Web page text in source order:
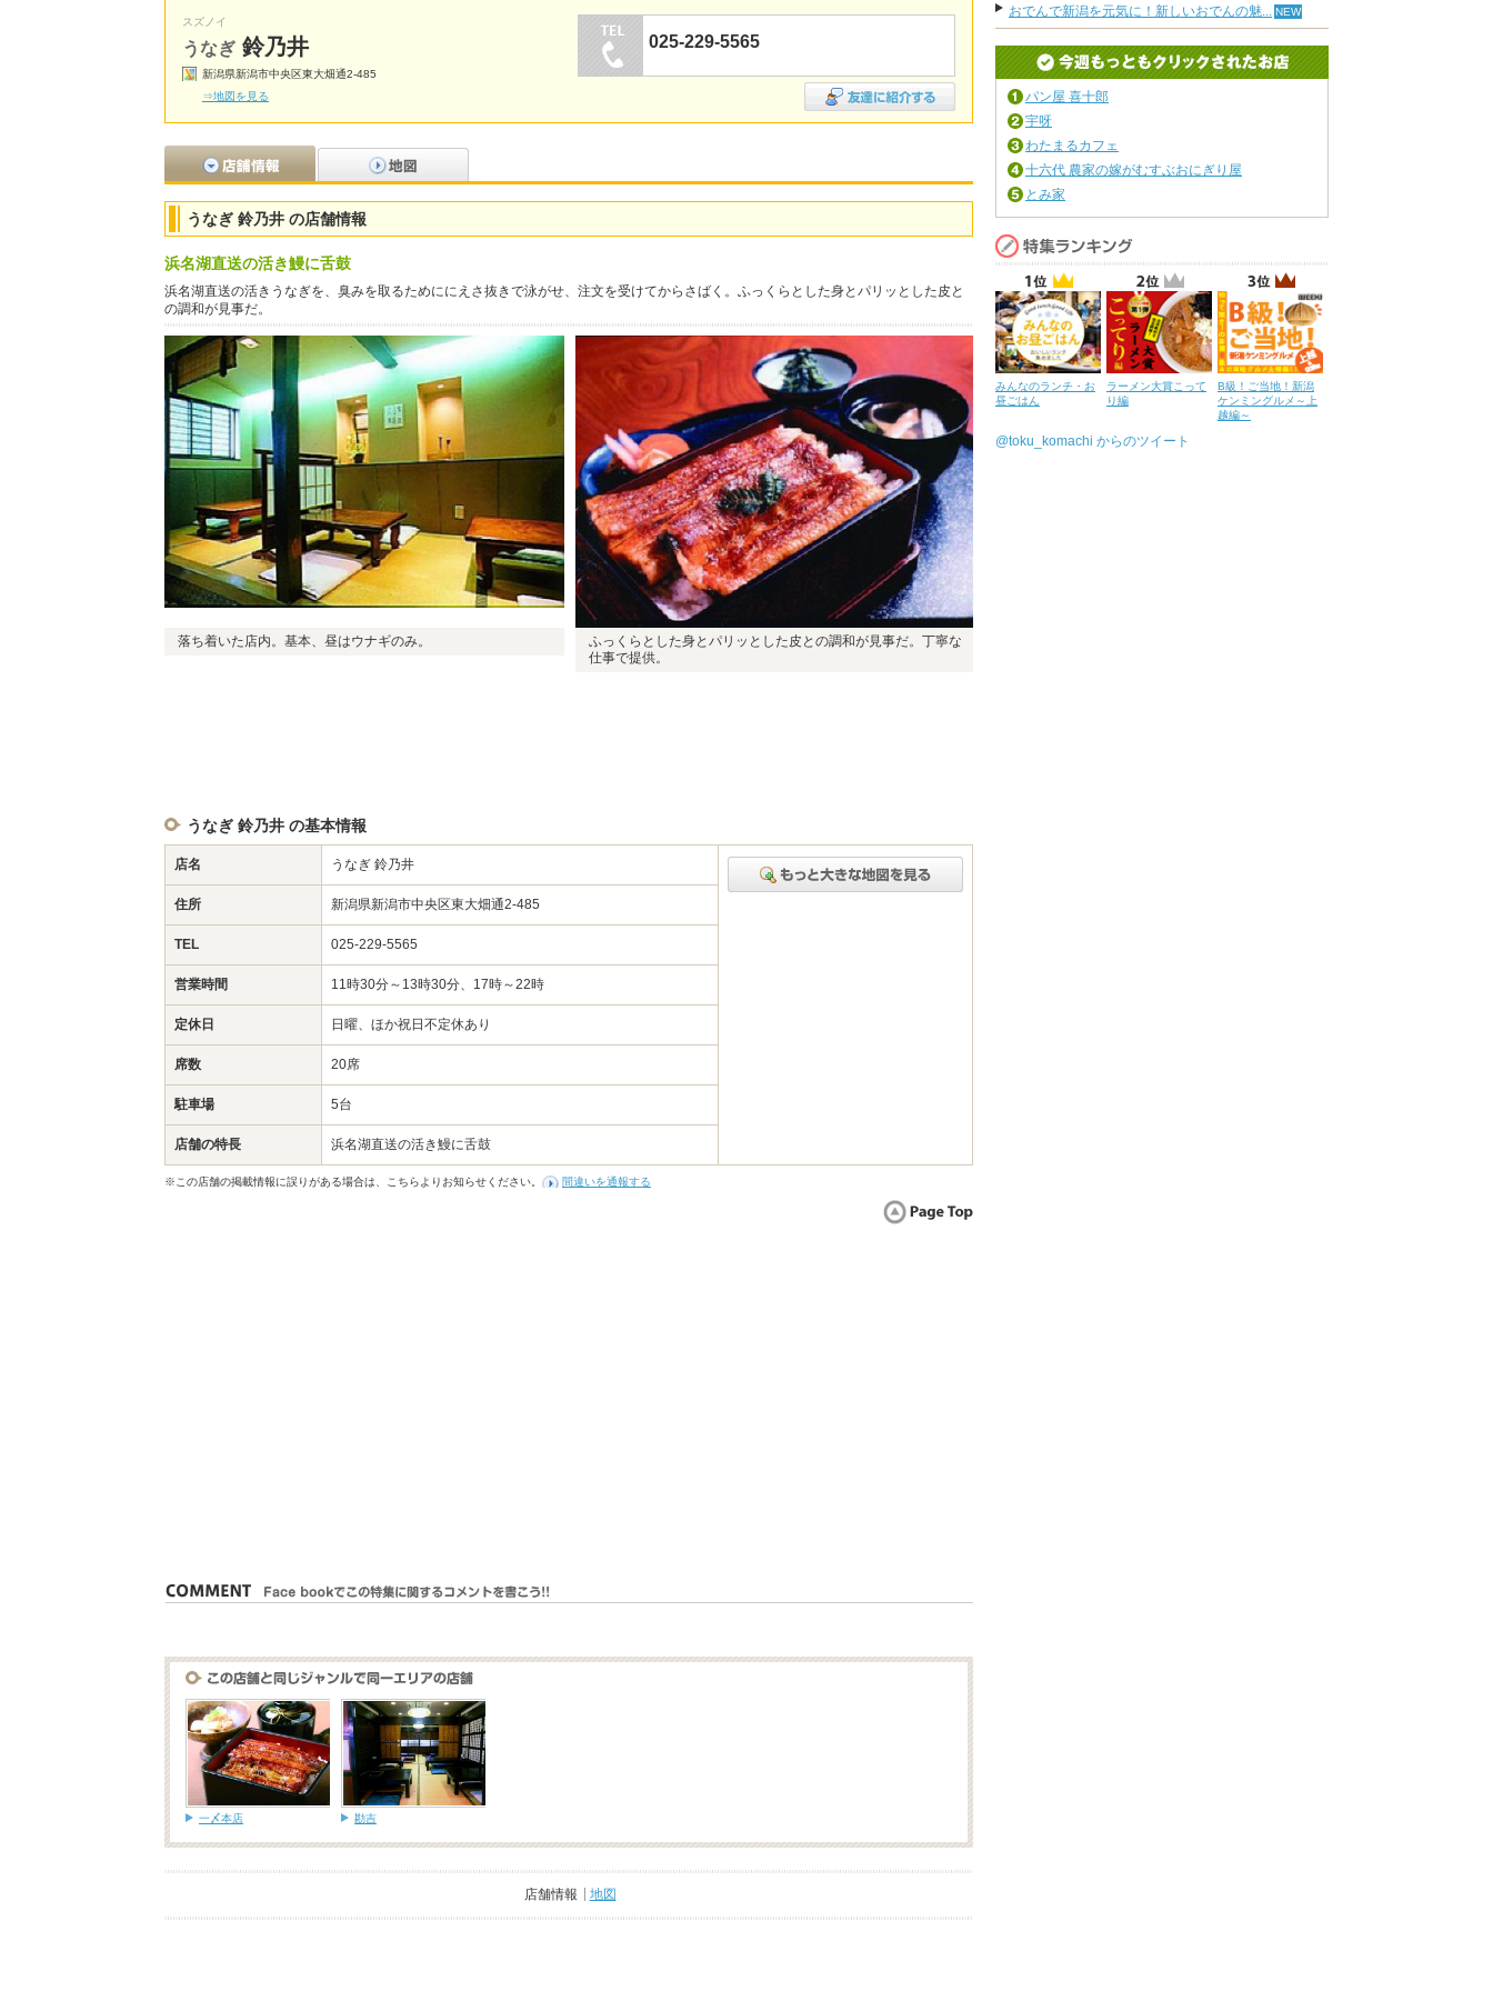
スズノイ
うなぎ 鈴乃井
新潟県新潟市中央区東大畑通2-485
⇒地図を見る
025-229-5565
うなぎ 鈴乃井 の店舗情報
浜名湖直送の活き鰻に舌鼓
浜名湖直送の活きうなぎを、臭みを取るためににえさ抜きで泳がせ、注文を受けてからさばく。ふっくらとした身とパリッとした皮と
の調和が見事だ。
落ち着いた店内。基本、昼はウナギのみ。
ふっくらとした身とパリッとした皮との調和が見事だ。丁寧な
仕事で提供。
うなぎ 鈴乃井 の基本情報
店名 うなぎ 鈴乃井
住所 新潟県新潟市中央区東大畑通2-485
TEL 025-229-5565
営業時間 11時30分～13時30分、17時～22時
定休日 日曜、ほか祝日不定休あり
席数 20席
駐車場 5台
店舗の特長 浜名湖直送の活き鰻に舌鼓
※この店舗の掲載情報に誤りがある場合は、こちらよりお知らせください。 間違いを通報する
一〆本店 勘吉
店舗情報 地図
おでんで新潟を元気に！新しいおでんの魅...
パン屋 喜十郎
宇呀
わたまるカフェ
十六代 農家の嫁がむすぶおにぎり屋
とみ家
みんなのランチ・お
昼ごはん
ラーメン大賞こって
り編
B級！ご当地！新潟
ケンミングルメ～上
越編～
@toku_komachi からのツイート